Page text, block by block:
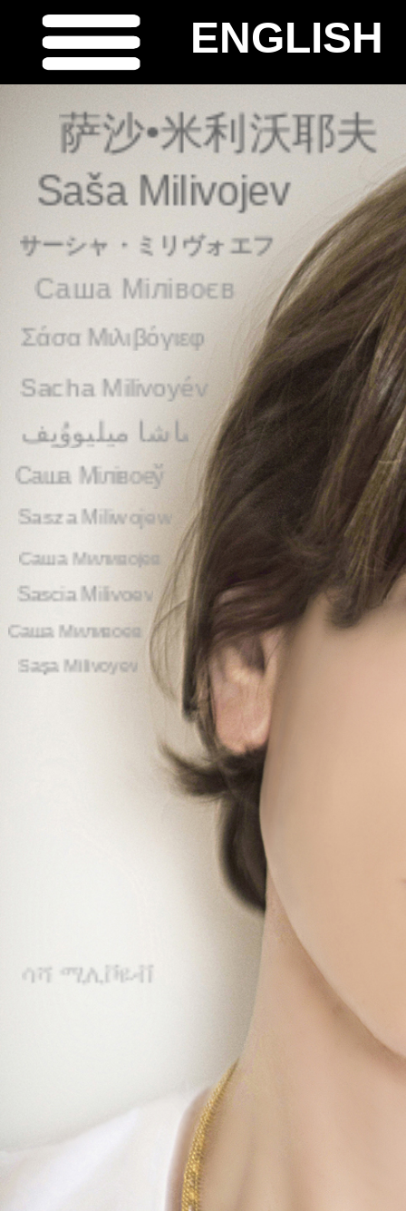
萨沙•米利沃耶夫
Saša Milivojev
サーシャ・ミリヴォエフ
Саша Мілівоєв
Σάσα Μιλιβόγιεφ
Sacha Milivoyév
ساشا میلیووُیِف
Саша Мілівоеў
Sasza Miliwojew
Саша Миливојев
Sascia Milivoev
Саша Миливоев
Saşa Milivoyev
ENGLISH
ሳሻ ሚሊቮዬቭ